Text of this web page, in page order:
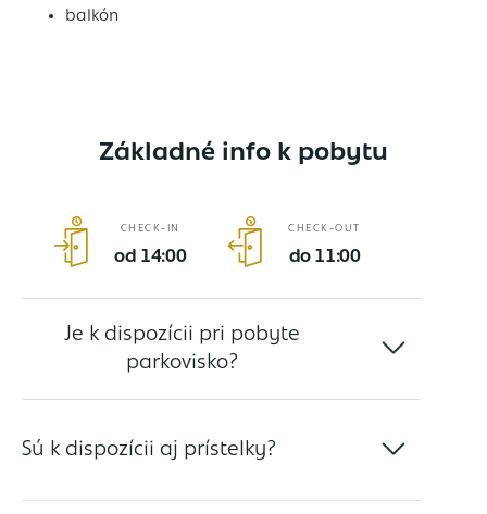
balkón
Základné info k pobytu
CHECK-IN
od 14:00
CHECK-OUT
do 11:00
Je k dispozícii pri pobyte
parkovisko?
Sú k dispozícii aj prístelky?